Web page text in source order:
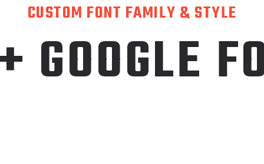
CUSTOM FONT FAMILY & STYLE
GOOGLE